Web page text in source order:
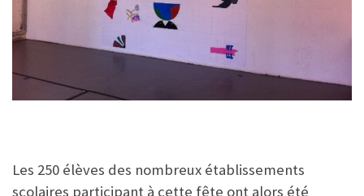
Les 250 élèves des nombreux établissements
scolaires participant à cette fête ont alors été